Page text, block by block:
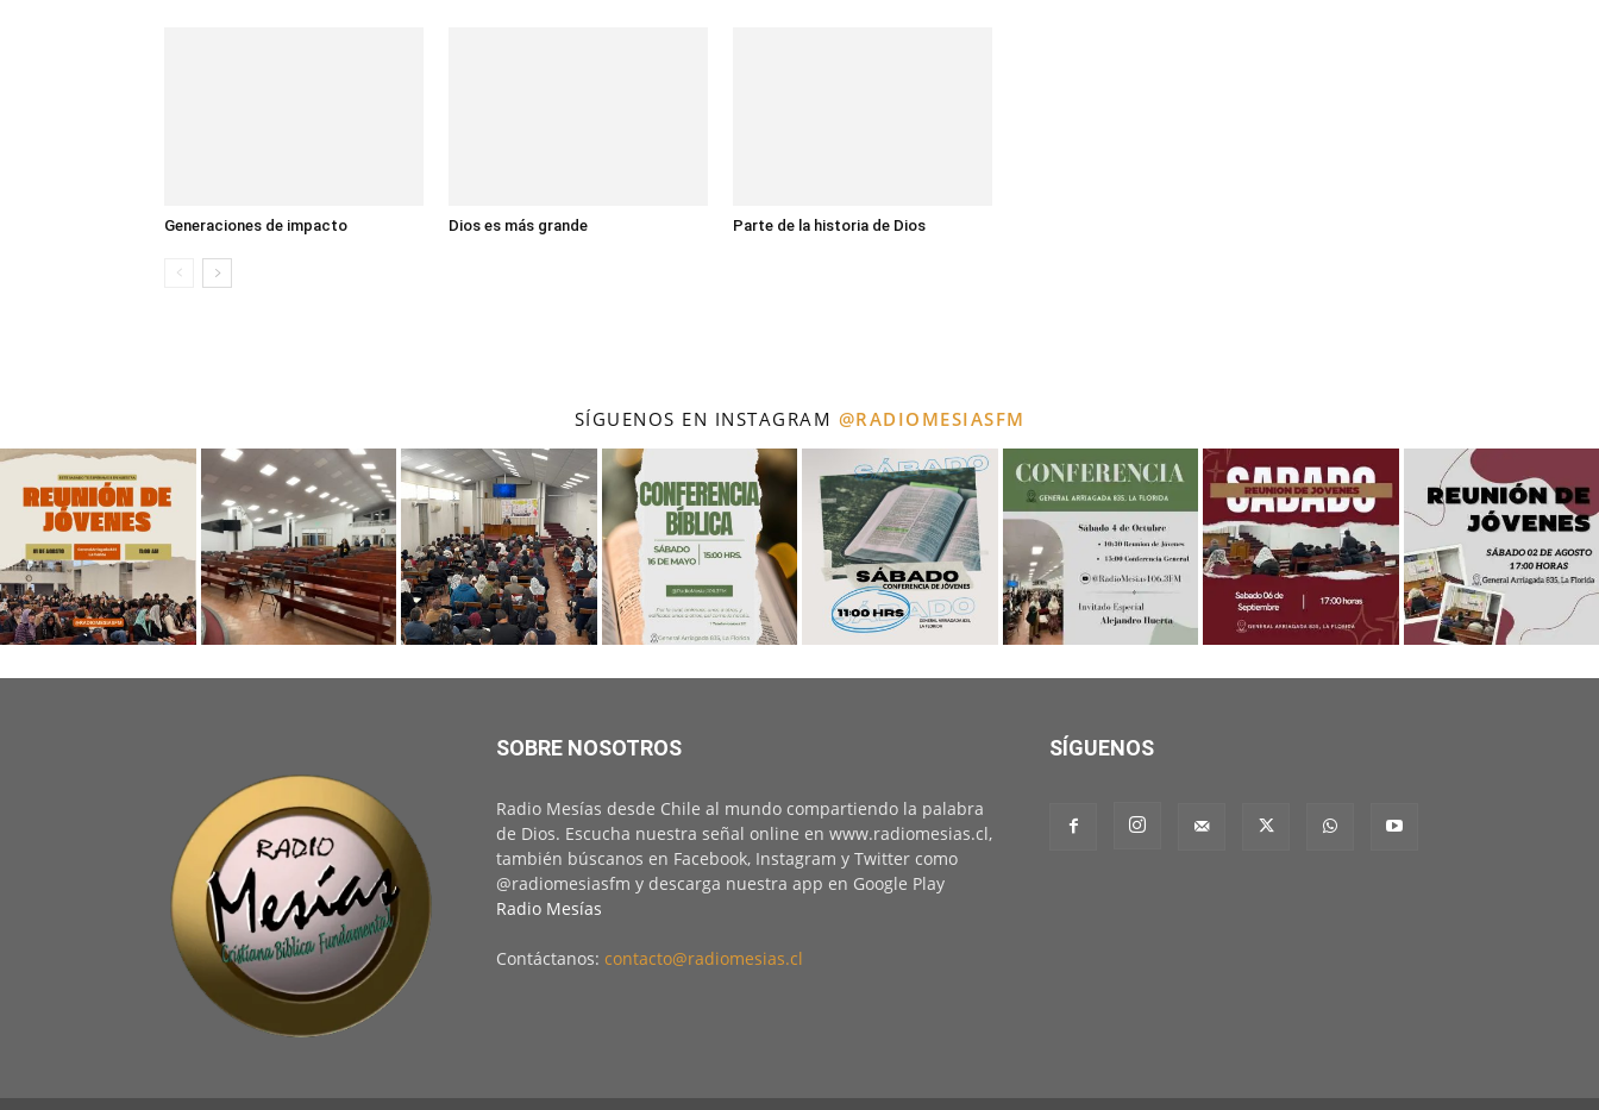
Generaciones de impacto Dios es más grande Parte de la historia de Dios
SÍGUENOS EN INSTAGRAM @RADIOMESIASFM
SOBRE NOSOTROS
Radio Mesías desde Chile al mundo compartiendo la palabra
de Dios. Escucha nuestra señal online en www.radiomesias.cl,
también búscanos en Facebook, Instagram y Twitter como
@radiomesiasfm y descarga nuestra app en Google Play
Radio Mesías
Contáctanos: contacto@radiomesias.cl
SÍGUENOS